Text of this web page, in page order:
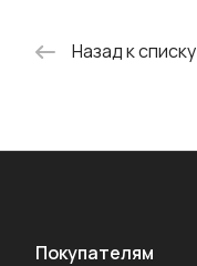
Назад к списку
Покупателям